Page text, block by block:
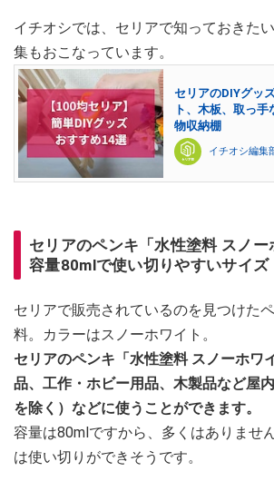
イチオシでは、セリアで知っておきた
集もおこなっています。
セリアのDIYグッ
ト、木板、取っ
物収納棚
イチオシ編集
セリアのペンキ「水性塗料 スノー
容量80mlで使い切りやすいサイズ
セリアで販売されているのを見つけた
料。カラーはスノーホワイト。
セリアのペンキ「水性塗料 スノーホワ
品、工作・ホビー用品、木製品など屋
を除く）などに使うことができます。
容量は80mlですから、多くはありませ
は使い切りができそうです。